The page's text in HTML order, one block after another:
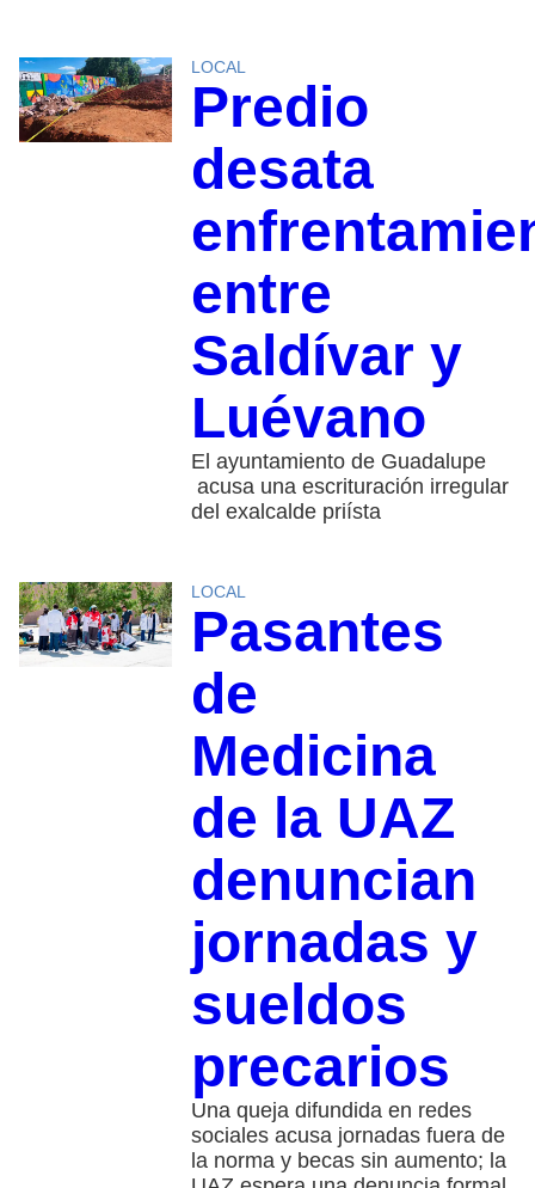
LOCAL
Predio
desata
entre
Saldívar y
Luévano
El ayuntamiento de Guadalupe
acusa una escrituración irregular
del exalcalde priísta
LOCAL
Pasantes
de
Medicina
de la UAZ
denuncian
jornadas y
sueldos
precarios
Una queja difundida en redes
sociales acusa jornadas fuera de
la norma y becas sin aumento; la